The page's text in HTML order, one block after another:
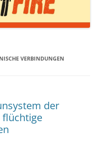
VERBINDUNGEN
der
flüchtige